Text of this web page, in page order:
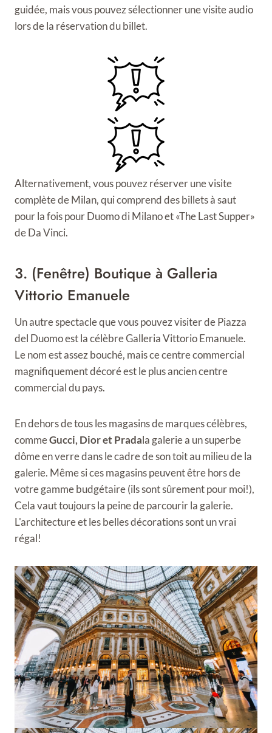
guidée, mais vous pouvez sélectionner une visite audio
lors de la réservation du billet.
Alternativement, vous pouvez réserver une visite
complète de Milan, qui comprend des billets à saut
pour la fois pour Duomo di Milano et «The Last Supper»
de Da Vinci.
3. (Fenêtre) Boutique à Galleria
Vittorio Emanuele
Un autre spectacle que vous pouvez visiter de Piazza
del Duomo est la célèbre Galleria Vittorio Emanuele.
Le nom est assez bouché, mais ce centre commercial
magnifiquement décoré est le plus ancien centre
commercial du pays.
En dehors de tous les magasins de marques célèbres,
commeGucci, Dior et Pradala galerie a un superbe
dôme en verre dans le cadre de son toit au milieu de la
galerie. Même si ces magasins peuvent être hors de
votre gamme budgétaire (ils sont sûrement pour moi!),
Cela vaut toujours la peine de parcourir la galerie.
L'architecture et les belles décorations sont un vrai
régal!